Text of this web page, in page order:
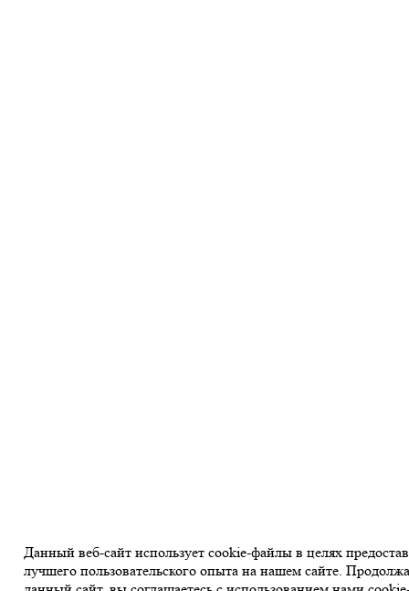
Данный веб-сайт использует cookie-файлы в целях
лучшего пользовательского опыта на нашем сайте.